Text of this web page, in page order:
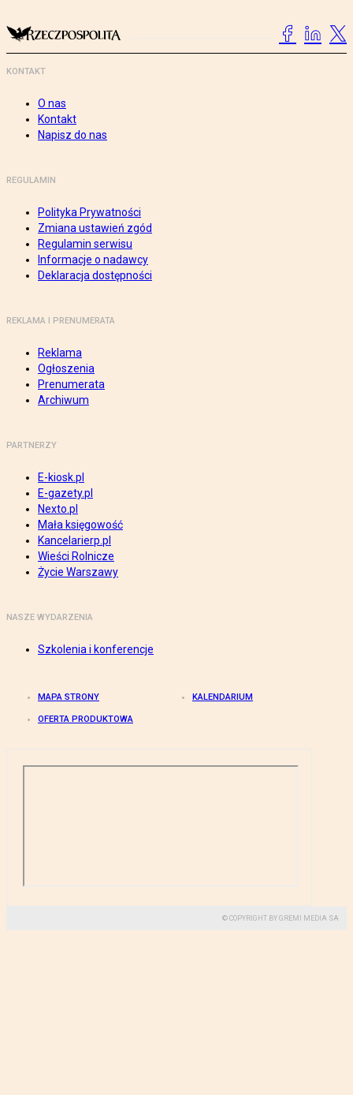
KONTAKT
O nas
Kontakt
Napisz do nas
REGULAMIN
Polityka Prywatności
Zmiana ustawień zgód
Regulamin serwisu
Informacje o nadawcy
Deklaracja dostępności
REKLAMA I PRENUMERATA
Reklama
Ogłoszenia
Prenumerata
Archiwum
PARTNERZY
E-kiosk.pl
E-gazety.pl
Nexto.pl
Mała księgowość
Kancelarierp.pl
Wieści Rolnicze
Życie Warszawy
NASZE WYDARZENIA
Szkolenia i konferencje
MAPA STRONY KALENDARIUM
OFERTA PRODUKTOWA
© COPYRIGHT BY GREMI MEDIA SA